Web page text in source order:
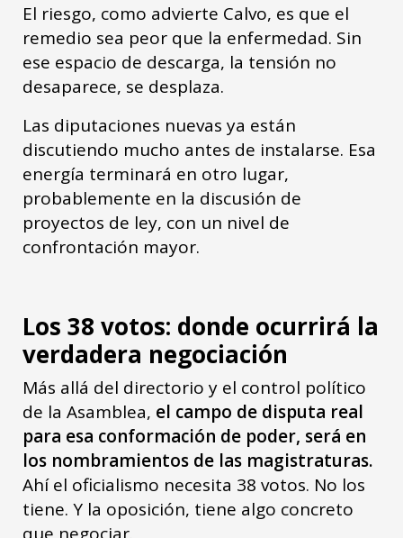
El riesgo, como advierte Calvo, es que el
remedio sea peor que la enfermedad. Sin
ese espacio de descarga, la tensión no
desaparece, se desplaza.
Las diputaciones nuevas ya están
discutiendo mucho antes de instalarse. Esa
energía terminará en otro lugar,
probablemente en la discusión de
proyectos de ley, con un nivel de
confrontación mayor.
Los 38 votos: donde ocurrirá la
verdadera negociación
Más allá del directorio y el control político
de la Asamblea, el campo de disputa real
para esa conformación de poder, será en
los nombramientos de las magistraturas.
Ahí el oficialismo necesita 38 votos. No los
tiene. Y la oposición, tiene algo concreto
que negociar.